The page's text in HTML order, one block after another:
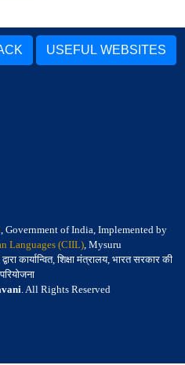
USEFUL WEBSITES
, Government of India, Implemented by
Languages (CIIL), Mysuru
कार्यान्वित, शिक्षा मंत्रालय, भारत सरकार की
. All Rights Reserved